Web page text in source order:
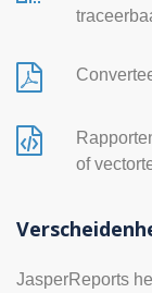
of
JasperReports